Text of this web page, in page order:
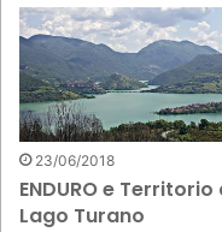
23/06/2018
ENDURO e Territorio
Lago Turano